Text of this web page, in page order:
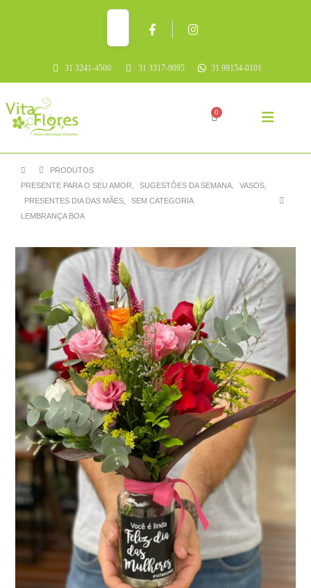
31 3241-4500 31 3317-9095 31 99154-0101
0
PRODUTOS
PRESENTE PARA O SEU AMOR
SUGESTÕES DA SEMANA VASOS
PRESENTES DIA DAS MÃES
SEM CATEGORIA
LEMBRANÇA BOA